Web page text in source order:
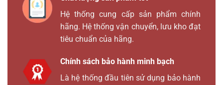
Hệ thống cung cấp sản phẩm chính
hãng. Hệ thống vận chuyển, lưu kho đạt
tiêu chuẩn của hãng.
Chính sách bảo hành minh bạch
Là hệ thống đầu tiên sử dụng bảo hành